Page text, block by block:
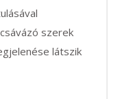
szerek
látszik